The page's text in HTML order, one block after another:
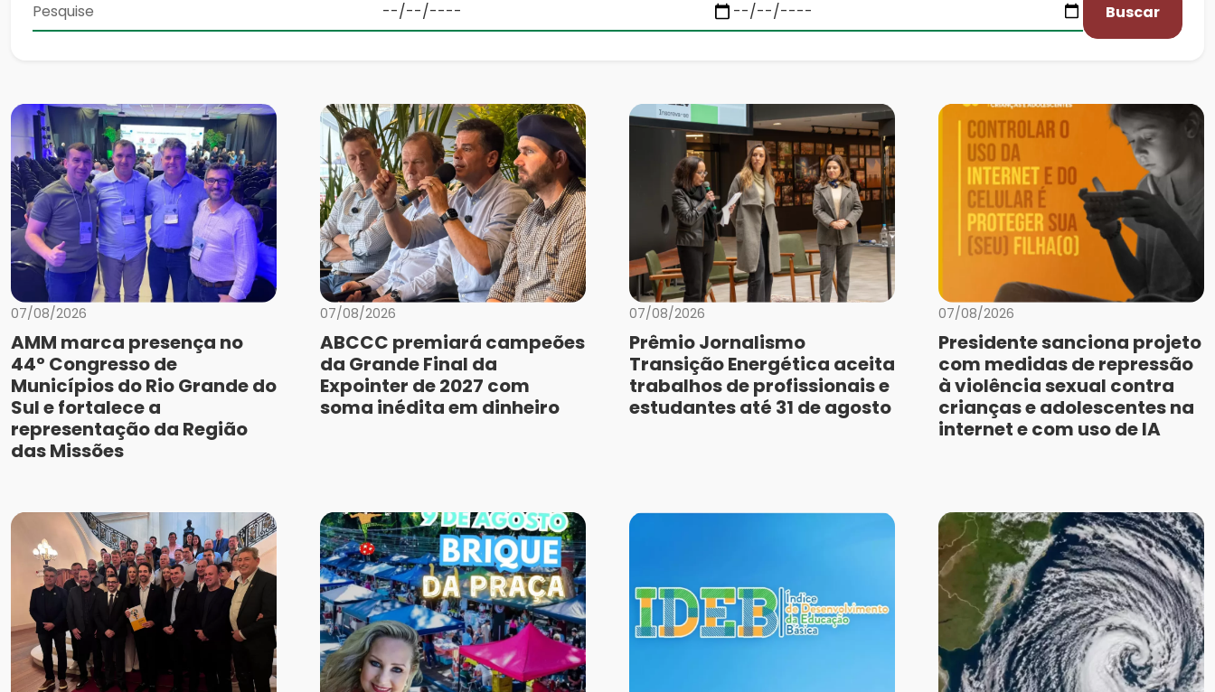
Buscar
07/08/2026
AMM marca presença no
44º Congresso de
Municípios do Rio Grande do
Sul e fortalece a
representação da Região
das Missões
07/08/2026
ABCCC premiará campeões
da Grande Final da
Expointer de 2027 com
soma inédita em dinheiro
07/08/2026
Prêmio Jornalismo
Transição Energética aceita
trabalhos de profissionais e
estudantes até 31 de agosto
07/08/2026
Presidente sanciona projeto
com medidas de repressão
à violência sexual contra
crianças e adolescentes na
internet e com uso de IA